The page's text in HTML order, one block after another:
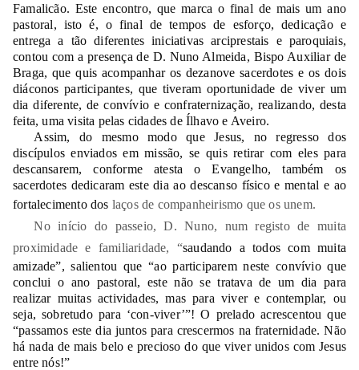
Famalicão. Este encontro, que marca o final de mais um ano
pastoral, isto é, o final de tempos de esforço, dedicação e
entrega a tão diferentes iniciativas arciprestais e paroquiais,
contou com a presença de D. Nuno Almeida, Bispo Auxiliar de
Braga, que quis acompanhar os dezanove sacerdotes e os dois
diáconos participantes, que tiveram oportunidade de viver um
dia diferente, de convívio e confraternização, realizando, desta
feita, uma visita pelas cidades de Ílhavo e Aveiro.
Assim, do mesmo modo que Jesus, no regresso dos
discípulos enviados em missão, se quis retirar com eles para
descansarem, conforme atesta o Evangelho, também os
sacerdotes dedicaram este dia ao descanso físico e mental e ao
fortalecimento dos laços de companheirismo que os unem.
No início do passeio, D. Nuno, num registo de muita
proximidade e familiaridade, “saudando a todos com muita
amizade”, salientou que “ao participarem neste convívio que
conclui o ano pastoral, este não se tratava de um dia para
realizar muitas actividades, mas para viver e contemplar, ou
seja, sobretudo para ‘con-viver’”! O prelado acrescentou que
“passamos este dia juntos para crescermos na fraternidade. Não
há nada de mais belo e precioso do que viver unidos com Jesus
entre nós!”